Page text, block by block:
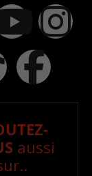
aussi